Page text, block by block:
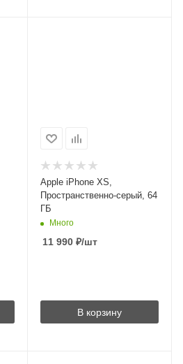
Apple iPhone XS,
Пространственно-серый, 64
ГБ
Много
11 990₽/шт
В корзину